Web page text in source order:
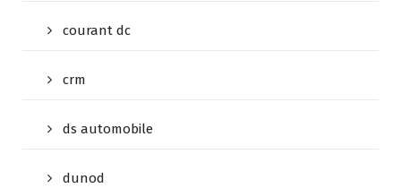
courant dc
crm
ds automobile
dunod